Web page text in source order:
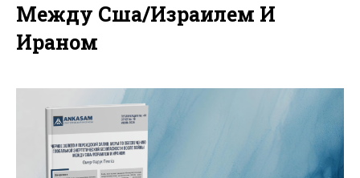
Между Сша/Израилем И
Ираном